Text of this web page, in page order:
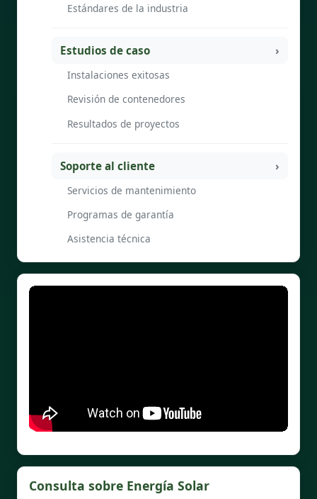
Estándares de la industria
Estudios de caso
Instalaciones exitosas
Revisión de contenedores
Resultados de proyectos
Soporte al cliente
Servicios de mantenimiento
Programas de garantía
Asistencia técnica
Consulta sobre Energía Solar